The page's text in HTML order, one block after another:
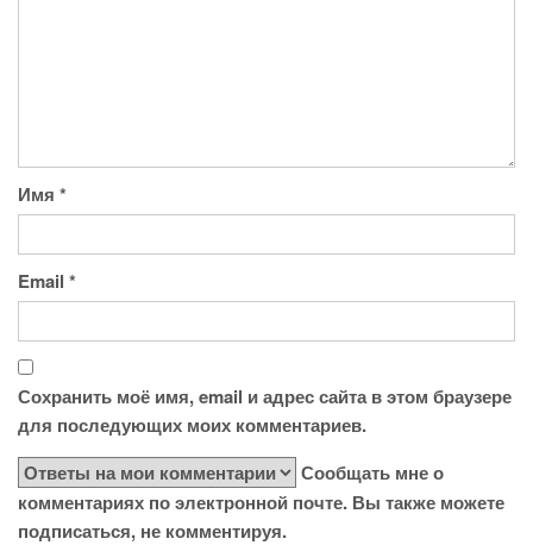
Имя *
Email *
Сохранить моё имя, email и адрес сайта в этом браузере
для последующих моих комментариев.
Сообщать мне о
комментариях по электронной почте. Вы также можете
подписаться, не комментируя.